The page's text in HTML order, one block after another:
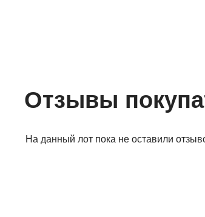
Отзывы
На данный лот пока не оставили